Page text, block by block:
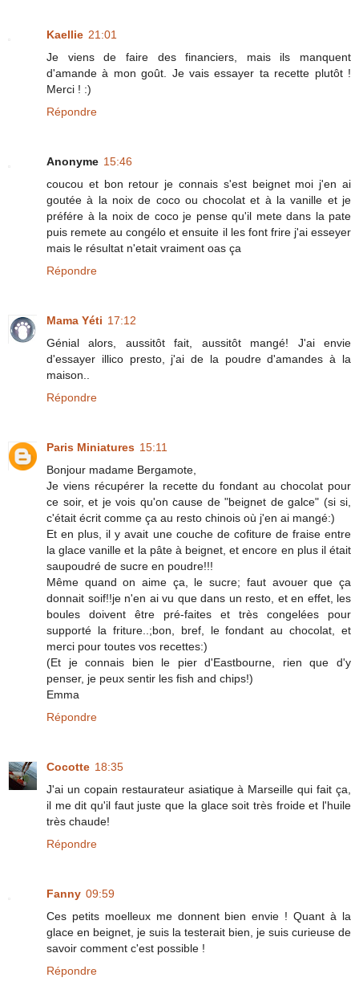
Kaellie 21:01
Je viens de faire des financiers, mais ils manquent
d'amande à mon goût. Je vais essayer ta recette plutôt !
Merci ! :)
Répondre
Anonyme 15:46
coucou et bon retour je connais s'est beignet moi j'en ai
goutée à la noix de coco ou chocolat et à la vanille et je
préfére à la noix de coco je pense qu'il mete dans la pate
puis remete au congélo et ensuite il les font frire j'ai esseyer
mais le résultat n'etait vraiment oas ça
Répondre
Mama Yéti 17:12
Génial alors, aussitôt fait, aussitôt mangé! J'ai envie
d'essayer illico presto, j'ai de la poudre d'amandes à la
maison..
Répondre
Paris Miniatures 15:11
Bonjour madame Bergamote,
Je viens récupérer la recette du fondant au chocolat pour
ce soir, et je vois qu'on cause de "beignet de galce" (si si,
c'était écrit comme ça au resto chinois où j'en ai mangé:)
Et en plus, il y avait une couche de cofiture de fraise entre
la glace vanille et la pâte à beignet, et encore en plus il était
saupoudré de sucre en poudre!!!
Même quand on aime ça, le sucre; faut avouer que ça
donnait soif!!je n'en ai vu que dans un resto, et en effet, les
boules doivent être pré-faites et très congelées pour
supporté la friture..;bon, bref, le fondant au chocolat, et
merci pour toutes vos recettes:)
(Et je connais bien le pier d'Eastbourne, rien que d'y
penser, je peux sentir les fish and chips!)
Emma
Répondre
Cocotte 18:35
J'ai un copain restaurateur asiatique à Marseille qui fait ça,
il me dit qu'il faut juste que la glace soit très froide et l'huile
très chaude!
Répondre
Fanny 09:59
Ces petits moelleux me donnent bien envie ! Quant à la
glace en beignet, je suis la testerait bien, je suis curieuse de
savoir comment c'est possible !
Répondre